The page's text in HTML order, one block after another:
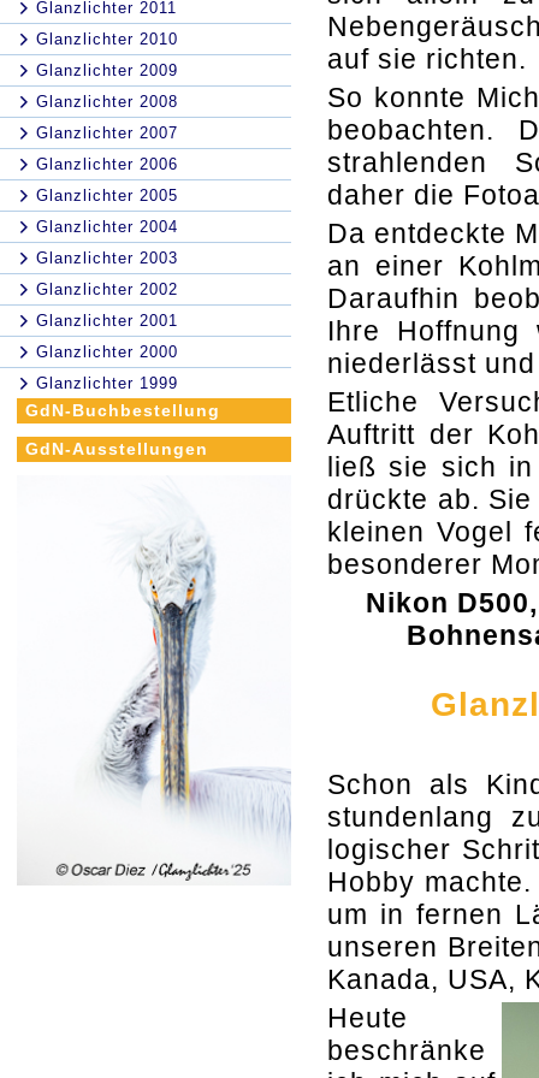
Glanzlichter 2011
Glanzlichter 2010
Glanzlichter 2009
Glanzlichter 2008
Glanzlichter 2007
Glanzlichter 2006
Glanzlichter 2005
Glanzlichter 2004
Glanzlichter 2003
Glanzlichter 2002
Glanzlichter 2001
Glanzlichter 2000
Glanzlichter 1999
GdN-Buchbestellung
GdN-Ausstellungen
auf sie richten.
So konnte
beobachten.
strahlenden
daher die
Da entdeckte
an einer
Daraufhin
Ihre
niederlässt
Etliche
Auftritt der
ließ sie sich
drückte ab.
kleinen Vogel
besonderer
Nikon
Schon als
stundenlang
logischer
Hobby
um in fernen
unseren
Kanada, USA,
Heute
beschränke